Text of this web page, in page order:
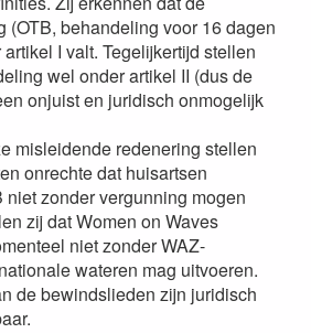
(OTB, behandeling voor 16 dagen
I valt. Tegelijkertijd stellen
wel onder artikel II (dus de
onjuist en juridisch onmogelijk
misleidende redenering stellen
onrechte dat huisartsen
niet zonder vergunning mogen
zij dat Women on Waves
niet zonder WAZ-
wateren mag uitvoeren.
de bewindslieden zijn juridisch